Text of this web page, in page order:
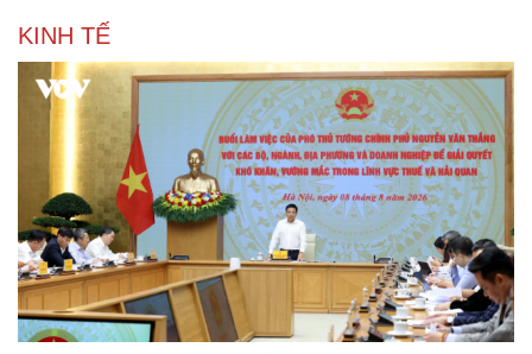
Tư vấn
Săn Tour
check-in
Podcast
Câu chuyện thời sự
Đọc truyện đêm khuya
Cửa sổ tình yêu
Kể chuyện cho bé
Hạt giống tâm hồn
KINH TẾ